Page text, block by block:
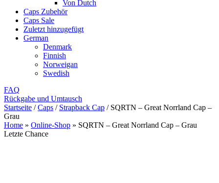
Von Dutch
Caps Zubehör
Caps Sale
Zuletzt hinzugefügt
German
Denmark
Finnish
Norweigan
Swedish
FAQ
Rückgabe und Umtausch
Startseite / Caps / Strapback Cap / SQRTN – Great Norrland Cap –
Grau
Home » Online-Shop » SQRTN – Great Norrland Cap – Grau
Letzte Chance